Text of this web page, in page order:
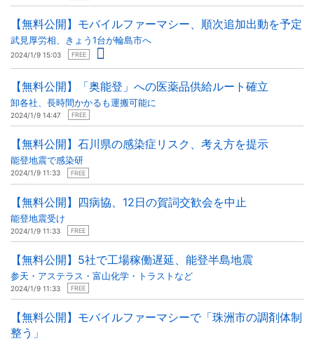
【無料公開】モバイルファーマシー、順次追加出動を予定
武見厚労相、きょう1台が輪島市へ
2024/1/9 15:03 FREE
【無料公開】「奥能登」への医薬品供給ルート確立
卸各社、長時間かかるも運搬可能に
2024/1/9 14:47 FREE
【無料公開】石川県の感染症リスク、考え方を提示
能登地震で感染研
2024/1/9 11:33 FREE
【無料公開】四病協、12日の賀詞交歓会を中止
能登地震受け
2024/1/9 11:33 FREE
【無料公開】5社で工場稼働遅延、能登半島地震
参天・アステラス・富山化学・トラストなど
2024/1/9 11:33 FREE
【無料公開】モバイルファーマシーで「珠洲市の調剤体制
整う」